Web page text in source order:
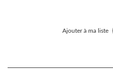
Ajouter à ma liste